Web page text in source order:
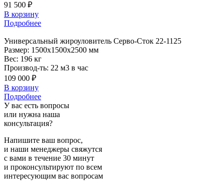
91 500 ₽
В корзину
Подробнее
Универсальный жироуловитель Серво-Сток 22-1125
Размер: 1500x1500x2500 мм
Вес: 196 кг
Производ-ть: 22 м3 в час
109 000 ₽
В корзину
Подробнее
У вас есть вопросы
или нужна наша
консультация?
Напишите ваш вопрос,
и наши менеджеры свяжутся
с вами в течение 30 минут
и проконсультируют по всем
интересующим вас вопросам